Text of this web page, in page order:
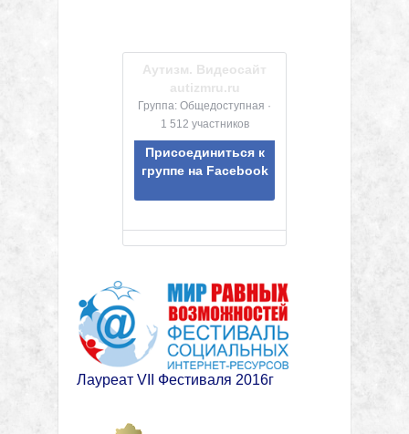
Аутизм. Видеосайт
autizmru.ru
Группа: Общедоступная ·
1 512 участников
Присоединиться к
группе на Facebook
Лауреат VII Фестиваля 2016г